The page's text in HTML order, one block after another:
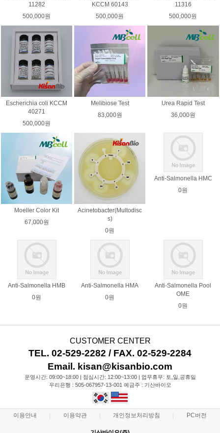
11282
500,000원
KCCM 60143
500,000원
11316
500,000원
Escherichia coli KCCM
40271
500,000원
Melibiose Test
83,000원
Urea Rapid Test
36,000원
Moeller Color Kit
67,000원
Acinetobacter(Multodisc
s)
0원
Anti-Salmonella HMC
0원
Anti-Salmonella HMB
0원
Anti-Salmonella HMA
0원
Anti-Salmonella Pool
OME
0원
CUSTOMER CENTER
TEL. 02-529-2282 / FAX. 02-529-2284
Email. kisan@kisanbio.com
운영시간: 09:00~18:00 | 점심시간: 12:00~13:00 | 업무휴무: 토,일,공휴일
우리은행 : 505-067957-13-001 예금주 : 기산바이오
이용안내 이용약관 개인정보처리방침 PC버전